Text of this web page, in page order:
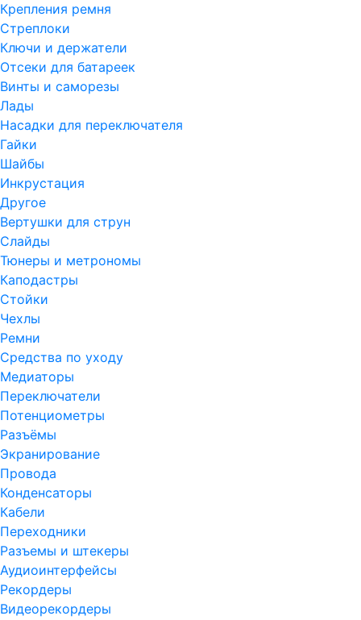
Крепления ремня
Стреплоки
Ключи и держатели
Отсеки для батареек
Винты и саморезы
Лады
Насадки для переключателя
Гайки
Шайбы
Инкрустация
Другое
Вертушки для струн
Слайды
Тюнеры и метрономы
Каподастры
Стойки
Чехлы
Ремни
Средства по уходу
Медиаторы
Переключатели
Потенциометры
Разъёмы
Экранирование
Провода
Конденсаторы
Кабели
Переходники
Разъемы и штекеры
Аудиоинтерфейсы
Рекордеры
Видеорекордеры